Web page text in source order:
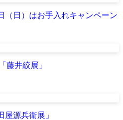
（日）はお手入れキャンペーン
藤井絞展」
屋源兵衛展」